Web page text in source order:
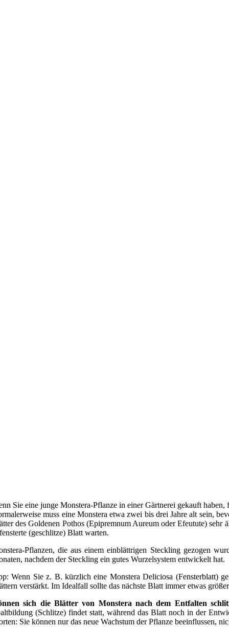
Sie eine junge Monstera-Pflanze in einer Gärtnerei gekauft
muss eine Monstera etwa zwei bis drei Jahre alt sein,
des Goldenen Pothos (Epipremnum Aureum oder Efeutute)
(geschlitze) Blatt warten.
Pflanzen, die aus einem einblättrigen Steckling gezogen
nachdem der Steckling ein gutes Wurzelsystem entwickelt hat.
Wenn Sie z. B. kürzlich eine Monstera Deliciosa (Fensterblatt)
verstärkt. Im Idealfall sollte das nächste Blatt immer etwas
sich die Blätter von Monstera nach dem Entfalten
(Schlitze) findet statt, während das Blatt noch in der
Sie können nur das neue Wachstum der Pflanze beeinflussen,